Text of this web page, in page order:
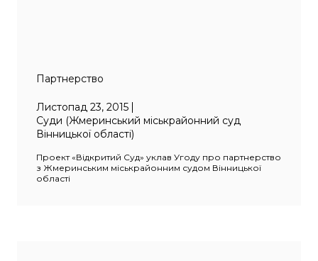
Партнерство
Листопад 23, 2015
Суди (Жмеринський міськрайонний суд
Вінницької області)
Проект «Відкритий Суд» уклав Угоду про партнерство
з Жмеринським міськрайонним судом Вінницької
області